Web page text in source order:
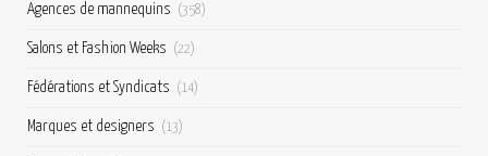
Agences de mannequins (358)
Salons et Fashion Weeks (22)
Fédérations et Syndicats (14)
Marques et designers (13)